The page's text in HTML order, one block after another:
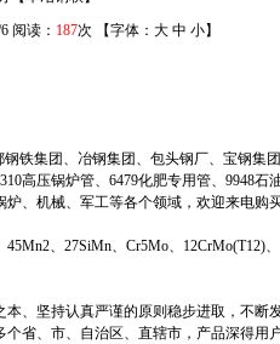
阅读： 187次 【字体： 大 中 小】
铁集团、冶钢集团、包头钢厂、宝钢集团
高压锅炉管、6479化肥专用管、9948石
、机械、军工等各个领域，欢迎来电购买
、27SiMn、Cr5Mo、12CrMo(T12)、
、坚持认真严谨的原则稳步进取，不断
省、市、自治区、直辖市，产品深得用户